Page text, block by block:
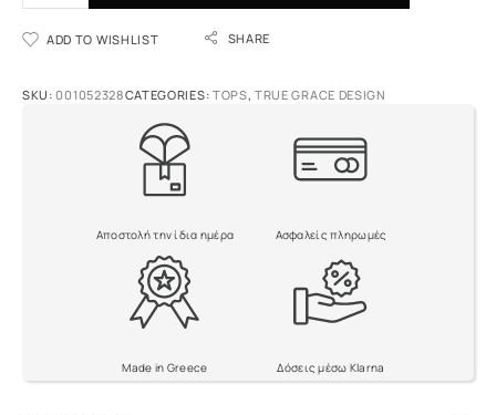
t
e
a
ADD TO WISHLIST SHARE
SKU:001052328CATEGORIES: TOPS, TRUE GRACE DESIGN
Αποστολή την ίδια ημέρα Ασφαλείς πληρωμές
Made in Greece Δόσεις μέσω Klarna